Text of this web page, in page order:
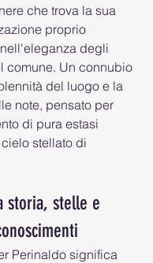
che trova la sua
proprio
degli
comune. Un connubio
del luogo e la
note, pensato per
di pura estasi
stellato di
storia, stelle e
Perinaldo significa